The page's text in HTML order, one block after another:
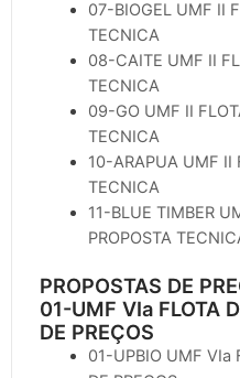
07-BIOGEL UMF II
TECNICA
08-CAITE UMF II
TECNICA
09-GO UMF II
TECNICA
10-ARAPUA UMF II
TECNICA
11-BLUE TIMBER
PROPOSTA
PROPOSTAS DE
01-UMF VIa FLOTA
DE PREÇOS
01-UPBIO UMF VIa